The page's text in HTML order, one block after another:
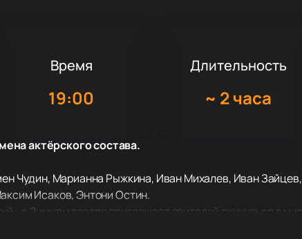
Время
19:00
Длительность
~ 2 часа
актёрского состава.
Чудин, Марианна Рыжкина, Иван Михалев, Иван
Исаков, Энтони Остин.
в Зимнем театре приглашает зрителей окунуться в
возможность соприкоснуться с творчеством